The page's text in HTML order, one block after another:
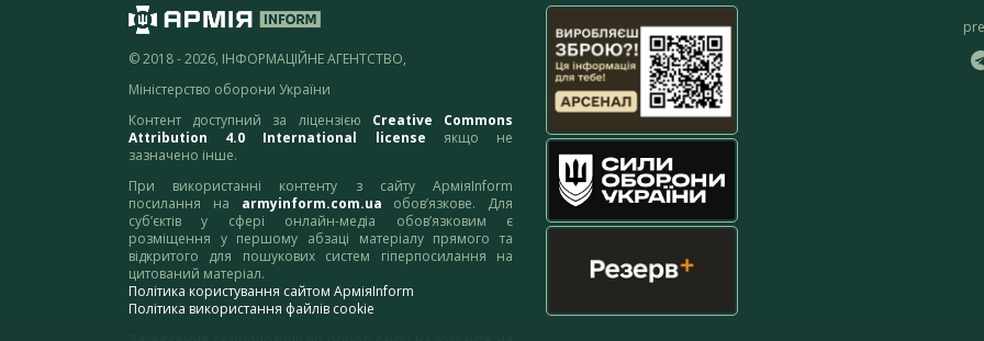
© 2018 - 2026, ІНФОРМАЦІЙНЕ АГЕНТСТВО,
Міністерство оборони України
Контент доступний за ліцензією Creative Commons
Attribution 4.0 International license якщо не
зазначено інше.
При використанні контенту з сайту АрміяInform
посилання на armyinform.com.ua обов’язкове. Для
суб’єктів у сфері онлайн-медіа обов’язковим є
розміщення у першому абзаці матеріалу прямого та
відкритого для пошукових систем гіперпосилання на
цитований матеріал.
Політика користування сайтом АрміяInform
Політика використання файлів cookie